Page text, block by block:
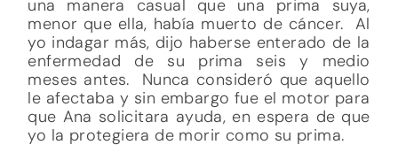
una manera casual que una prima suya,
menor que ella, había muerto de cáncer. Al
yo indagar más, dijo haberse enterado de la
enfermedad de su prima seis y medio
meses antes. Nunca consideró que aquello
le afectaba y sin embargo fue el motor para
que Ana solicitara ayuda, en espera de que
yo la protegiera de morir como su prima.